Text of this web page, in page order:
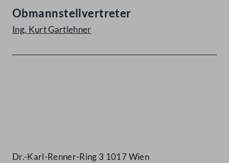
Obmannstellvertreter
Ing. Kurt Gartlehner
Dr.-Karl-Renner-Ring 3 1017 Wien